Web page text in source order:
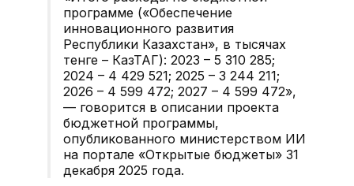
программе («Обеспечение
инновационного развития
Республики Казахстан», в тысячах
тенге – КазТАГ): 2023 – 5 310 285;
2024 – 4 429 521; 2025 – 3 244 211;
2026 – 4 599 472; 2027 – 4 599 472»,
— говорится в описании проекта
бюджетной программы,
опубликованного министерством ИИ
на портале «Открытые бюджеты» 31
декабря 2025 года.